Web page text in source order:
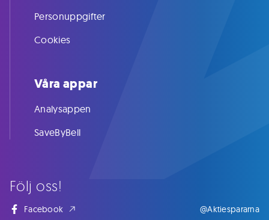
Följ oss!
Facebook @Aktiespararna
Personuppgifter
Cookies
Våra appar
Analysappen
SaveByBell